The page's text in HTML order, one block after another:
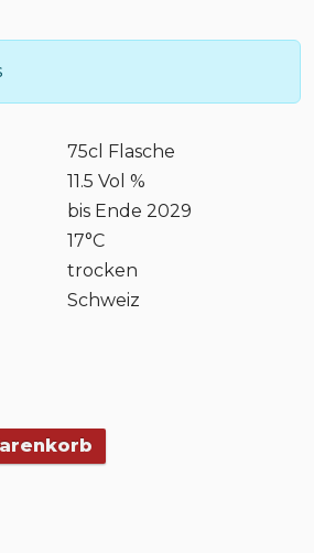
75cl Flasche
11.5 Vol %
bis Ende 2029
17°C
trocken
Schweiz